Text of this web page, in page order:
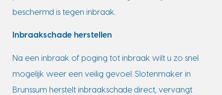
beschermd is tegen inbraak.
Inbraakschade herstellen
Na een inbraak of poging tot inbraak wilt u zo snel
mogelijk weer een veilig gevoel. Slotenmaker in
Brunssum herstelt inbraakschade direct, vervangt